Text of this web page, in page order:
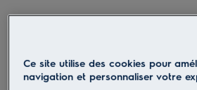
Aspirateur traîneau
D8
4.8 (242)
Ce site utilise des cookies pour
navigation et personnaliser votre